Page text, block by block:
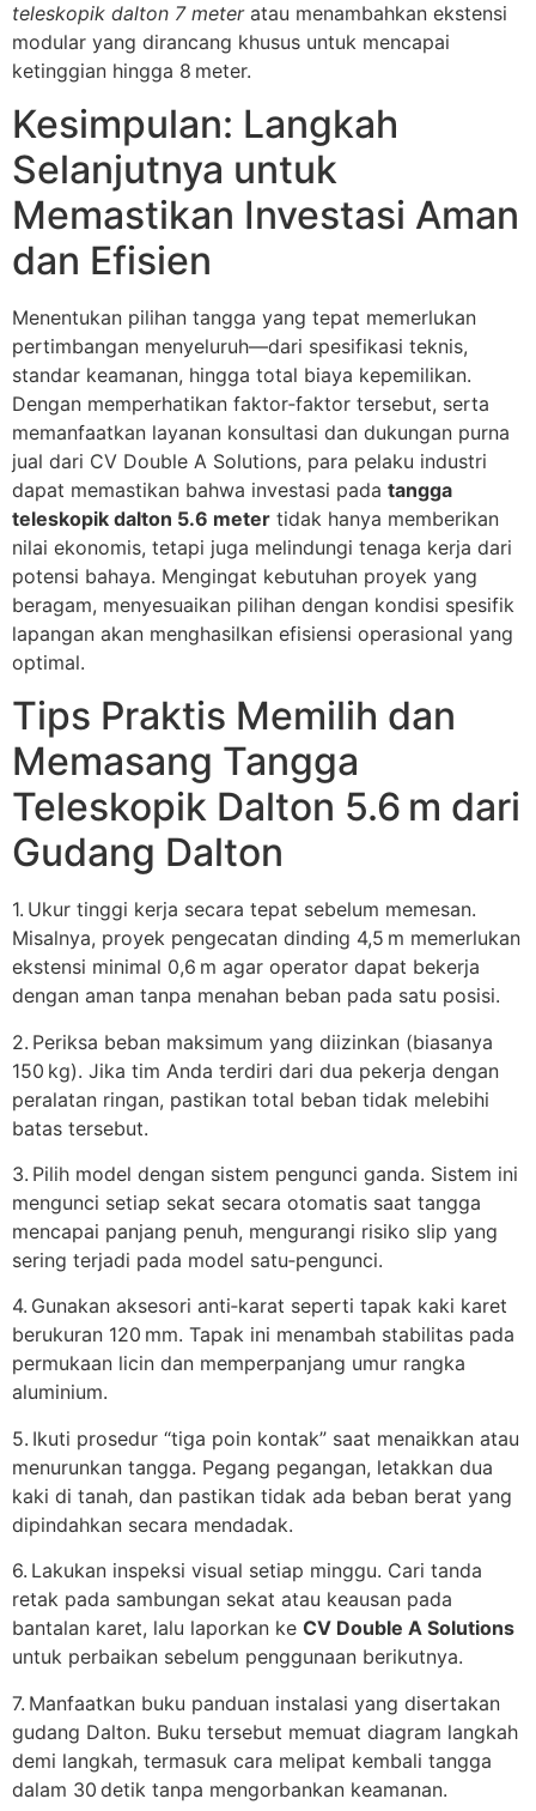
teleskopik dalton 7 meteratau menambahkan ekstensi
modular yang dirancang khusus untuk mencapai
ketinggian hingga 8 meter.
Kesimpulan: Langkah
Selanjutnya untuk
Memastikan Investasi Aman
dan Efisien
Menentukan pilihan tangga yang tepat memerlukan
pertimbangan menyeluruh—dari spesifikasi teknis,
standar keamanan, hingga total biaya kepemilikan.
Dengan memperhatikan faktor‑faktor tersebut, serta
memanfaatkan layanan konsultasi dan dukungan purna
jual dari CV Double A Solutions, para pelaku industri
dapat memastikan bahwa investasi pada tangga
teleskopik dalton 5.6 meter tidak hanya memberikan
nilai ekonomis, tetapi juga melindungi tenaga kerja dari
potensi bahaya. Mengingat kebutuhan proyek yang
beragam, menyesuaikan pilihan dengan kondisi spesifik
lapangan akan menghasilkan efisiensi operasional yang
optimal.
Tips Praktis Memilih dan
Memasang Tangga
Teleskopik Dalton 5.6 m dari
Gudang Dalton
1. Ukur tinggi kerja secara tepat sebelum memesan.
Misalnya, proyek pengecatan dinding 4,5 m memerlukan
ekstensi minimal 0,6 m agar operator dapat bekerja
dengan aman tanpa menahan beban pada satu posisi.
2. Periksa beban maksimum yang diizinkan (biasanya
150 kg). Jika tim Anda terdiri dari dua pekerja dengan
peralatan ringan, pastikan total beban tidak melebihi
batas tersebut.
3. Pilih model dengan sistem pengunci ganda. Sistem ini
mengunci setiap sekat secara otomatis saat tangga
mencapai panjang penuh, mengurangi risiko slip yang
sering terjadi pada model satu‑pengunci.
4. Gunakan aksesori anti‑karat seperti tapak kaki karet
berukuran 120 mm. Tapak ini menambah stabilitas pada
permukaan licin dan memperpanjang umur rangka
aluminium.
5. Ikuti prosedur “tiga poin kontak” saat menaikkan atau
menurunkan tangga. Pegang pegangan, letakkan dua
kaki di tanah, dan pastikan tidak ada beban berat yang
dipindahkan secara mendadak.
6. Lakukan inspeksi visual setiap minggu. Cari tanda
retak pada sambungan sekat atau keausan pada
bantalan karet, lalu laporkan ke CV Double A Solutions
untuk perbaikan sebelum penggunaan berikutnya.
7. Manfaatkan buku panduan instalasi yang disertakan
gudang Dalton. Buku tersebut memuat diagram langkah
demi langkah, termasuk cara melipat kembali tangga
dalam 30 detik tanpa mengorbankan keamanan.